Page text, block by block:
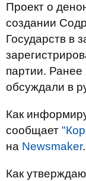
Проект о
создании
Государств в
партии.
обсуждали в
Как
сообщает
на Newsmaker.
Как